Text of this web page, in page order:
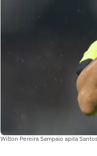
Wilton Pereira Sampaio apita